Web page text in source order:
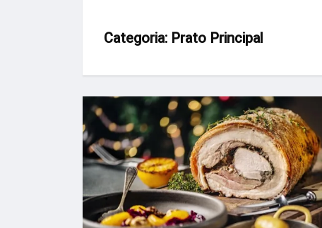
Categoria: Prato Principal